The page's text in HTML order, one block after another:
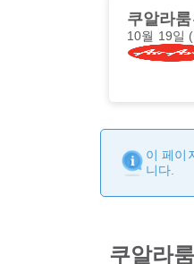
쿠알라
10월 19일
이 페이
니다.
쿠알라